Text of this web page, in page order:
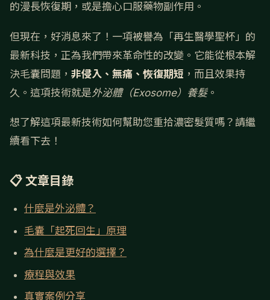
的漫長恢復期，或是擔心口服藥物副作用。
但現在，好消息來了！一項被譽為「再生醫學聖杯」的
最新科技，正為我們帶來革命性的改變。它能從根本解
決毛囊問題， 非侵入、無痛、恢復期短 ，而且效果持
久。這項技術就是外泌體（Exosome）養髮。
想了解這項最新技術如何幫助您重拾濃密髮質嗎？請繼
續看下去！
📋 文章目錄
什麼是外泌體？
毛囊「起死回生」原理
為什麼是更好的選擇？
療程與效果
真實案例分享